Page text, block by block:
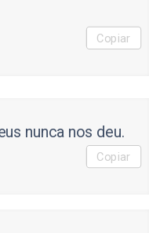
Copiar
nunca nos deu.
Copiar